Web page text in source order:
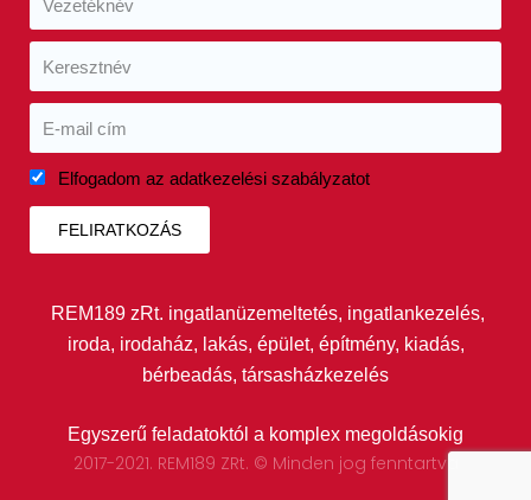
Elfogadom az adatkezelési szabályzatot
FELIRATKOZÁS
REM189 zRt. ingatlanüzemeltetés, ingatlankezelés,
iroda, irodaház, lakás, épület, építmény, kiadás,
bérbeadás, társasházkezelés
Egyszerű feladatoktól a komplex megoldásokig
2017-2021. REM189 ZRt. © Minden jog fenntartva